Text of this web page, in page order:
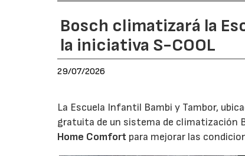
Bosch climatizará la
la iniciativa S-COOL
29/07/2026
La Escuela Infantil Bambi y Tambor,
gratuita de un sistema de climatización
Home Comfort para mejorar las